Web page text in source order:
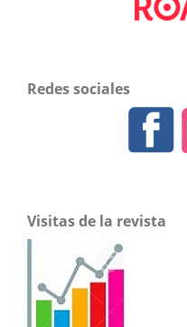
Redes sociales
Visitas de la revista